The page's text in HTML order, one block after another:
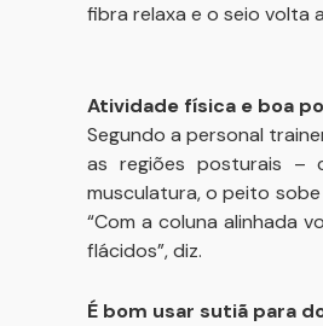
fibra relaxa e o seio volta
Atividade física e boa
Segundo a personal
as regiões posturais –
musculatura, o peito sobe
“Com a coluna alinhada
flácidos”, diz.
É bom usar sutiã para